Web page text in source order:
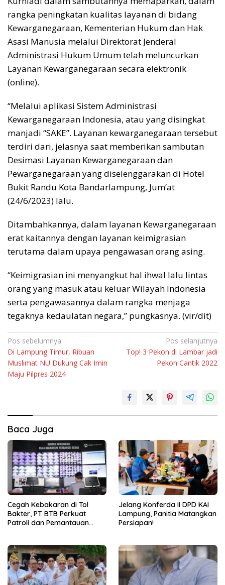
rangka peningkatan kualitas layanan di bidang
Kewarganegaraan, Kementerian Hukum dan Hak
Asasi Manusia melalui Direktorat Jenderal
Administrasi Hukum Umum telah meluncurkan
Layanan Kewarganegaraan secara elektronik
(online).
“Melalui aplikasi Sistem Administrasi
Kewarganegaraan Indonesia, atau yang disingkat
manjadi “SAKE”. Layanan kewarganegaraan tersebut
terdiri dari, jelasnya saat memberikan sambutan
Desimasi Layanan Kewarganegaraan dan
Pewarganegaraan yang diselenggarakan di Hotel
Bukit Randu Kota Bandarlampung, Jum’at
(24/6/2023) lalu.
Ditambahkannya, dalam layanan Kewarganegaraan
erat kaitannya dengan layanan keimigrasian
terutama dalam upaya pengawasan orang asing.
“Keimigrasian ini menyangkut hal ihwal lalu lintas
orang yang masuk atau keluar Wilayah Indonesia
serta pengawasannya dalam rangka menjaga
tegaknya kedaulatan negara,” pungkasnya. (vir/dit)
Navigasi
pos
Pos sebelumnya
Di Lampung Timur, Ribuan
Muslimat NU Dukung Cak Imin
Maju Pilpres 2024
Pos selanjutnya
Top! 3 Pekon di Lambar jadi
Pekon Cantik 2022
Baca Juga
Cegah Kebakaran di Tol
Bakter, PT BTB Perkuat
Patroli dan Pemantauan
Jelang Konferda II DPD KAI
Lampung, Panitia Matangkan
Persiapan!